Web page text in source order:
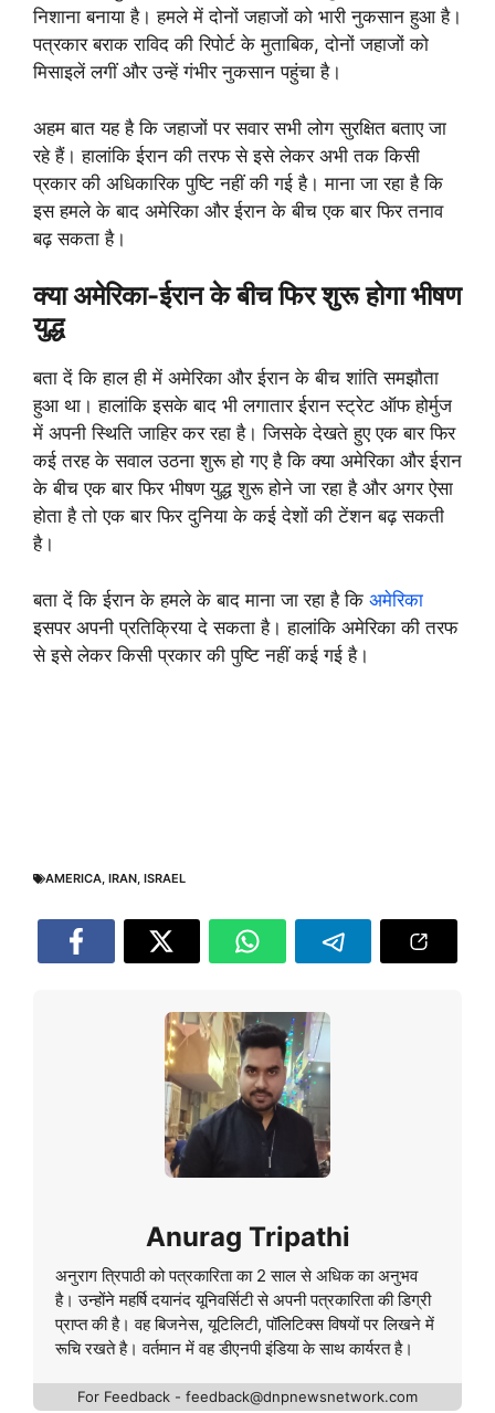
निशाना बनाया है। हमले में दोनों जहाजों को भारी नुकसान हुआ है।
पत्रकार बराक राविद की रिपोर्ट के मुताबिक, दोनों जहाजों को
मिसाइलें लगीं और उन्हें गंभीर नुकसान पहुंचा है।
अहम बात यह है कि जहाजों पर सवार सभी लोग सुरक्षित बताए जा
रहे हैं। हालांकि ईरान की तरफ से इसे लेकर अभी तक किसी
प्रकार की अधिकारिक पुष्टि नहीं की गई है। माना जा रहा है कि
इस हमले के बाद अमेरिका और ईरान के बीच एक बार फिर तनाव
बढ़ सकता है।
क्या अमेरिका-ईरान के बीच फिर शुरू होगा भीषण
युद्ध
बता दें कि हाल ही में अमेरिका और ईरान के बीच शांति समझौता
हुआ था। हालांकि इसके बाद भी लगातार ईरान स्ट्रेट ऑफ होर्मुज
में अपनी स्थिति जाहिर कर रहा है। जिसके देखते हुए एक बार फिर
कई तरह के सवाल उठना शुरू हो गए है कि क्या अमेरिका और ईरान
के बीच एक बार फिर भीषण युद्ध शुरू होने जा रहा है और अगर ऐसा
होता है तो एक बार फिर दुनिया के कई देशों की टेंशन बढ़ सकती
है।
बता दें कि ईरान के हमले के बाद माना जा रहा है कि अमेरिका
इसपर अपनी प्रतिक्रिया दे सकता है। हालांकि अमेरिका की तरफ
से इसे लेकर किसी प्रकार की पुष्टि नहीं कई गई है।
AMERICA, IRAN, ISRAEL
Anurag Tripathi
अनुराग त्रिपाठी को पत्रकारिता का 2 साल से अधिक का अनुभव
है। उन्होंने महर्षि दयानंद यूनिवर्सिटी से अपनी पत्रकारिता की डिग्री
प्राप्त की है। वह बिजनेस, यूटिलिटी, पॉलिटिक्स विषयों पर लिखने में
रूचि रखते है। वर्तमान में वह डीएनपी इंडिया के साथ कार्यरत है।
For Feedback - feedback@dnpnewsnetwork.com